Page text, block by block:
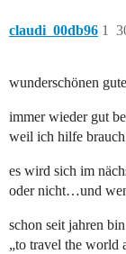
claudi_00db96 1
wunderschönen
immer wieder gut
weil ich hilfe
es wird sich im
oder nicht…und
schon seit jahren
„to travel the world